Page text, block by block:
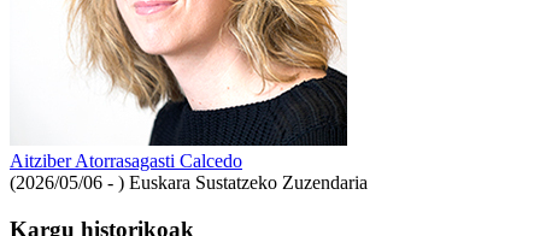
Aitziber Atorrasagasti Calcedo
(2026/05/06 - ) Euskara Sustatzeko Zuzendaria
Kargu historikoak